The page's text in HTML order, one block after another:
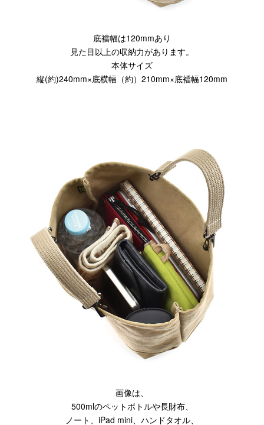
底襠幅は120mmあり
見た目以上の収納力があります。
本体サイズ
縦(約)240mm×底横幅（約）210mm×底襠幅120mm
画像は、
500mlのペットボトルや長財布、
ノート、iPad mini、ハンドタオル、